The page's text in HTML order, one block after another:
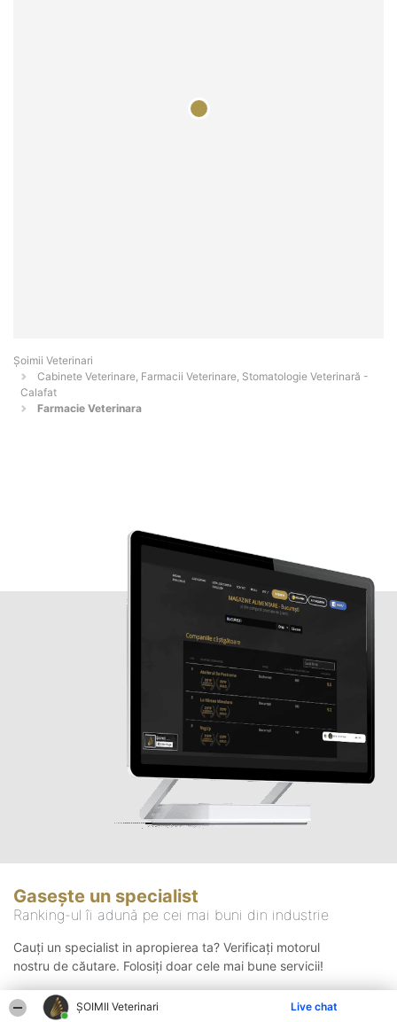
ȘOIMII Veterinari Live chat
Șoimii Veterinari
Cabinete Veterinare, Farmacii Veterinare, Stomatologie Veterinară -
Calafat
Farmacie Veterinara
Gasește un specialist
Ranking-ul îi adună pe cei mai buni din industrie
Cauți un specialist in apropierea ta? Verificați motorul
nostru de căutare. Folosiți doar cele mai bune servicii!